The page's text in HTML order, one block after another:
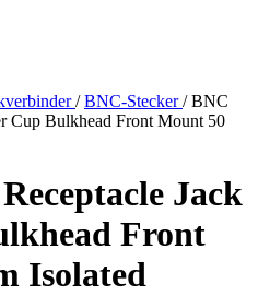
/ BNC-Stecker/ BNC
Cup Bulkhead Front Mount 50
Jack
Front
Isolated